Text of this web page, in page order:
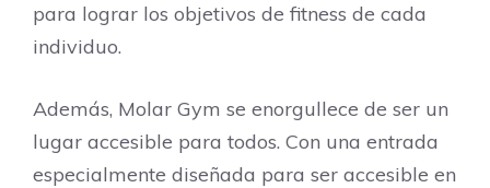
para lograr los objetivos de fitness de cada
individuo.
Además, Molar Gym se enorgullece de ser un
lugar accesible para todos. Con una entrada
especialmente diseñada para ser accesible en